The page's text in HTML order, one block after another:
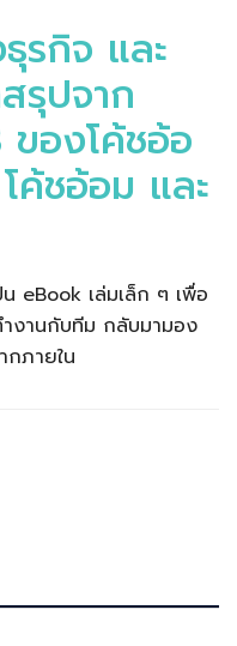
รกิจ และ
รุปจาก
องโค้ชอ้อ
ชอ้อม และ
eBook เล่มเล็ก ๆ เพื่อ
ำงานกับทีม กลับมามอง
กภายใน